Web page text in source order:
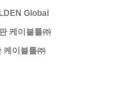
Global
케이블툴㈜
케이블툴㈜